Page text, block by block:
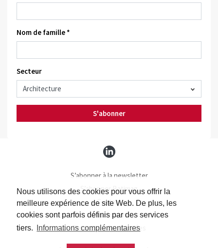
Nous utilisons des cookies pour vous offrir la
meilleure expérience de site Web. De plus, les
cookies sont parfois définis par des services
tiers.
Informations complémentaires
Nom de famille *
Secteur
S'abonner
S’abonner à la newsletter
S’abonner Batimag
Contact
Impressum
Protection des données